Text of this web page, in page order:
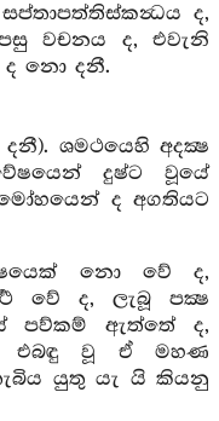
ද,
වචනය ද, එවැනි
නො දනී.
ශමථයෙහි අදක්‍ෂ
දුෂ්ට වූයේ
ද අගතියට
නො වේ ද,
වේ ද, ලැබූ පක්‍ෂ
පව්කම් ඇත්තේ ද,
ද, එබඳු වූ ඒ මහණ
යුතු යැ යි කියනු